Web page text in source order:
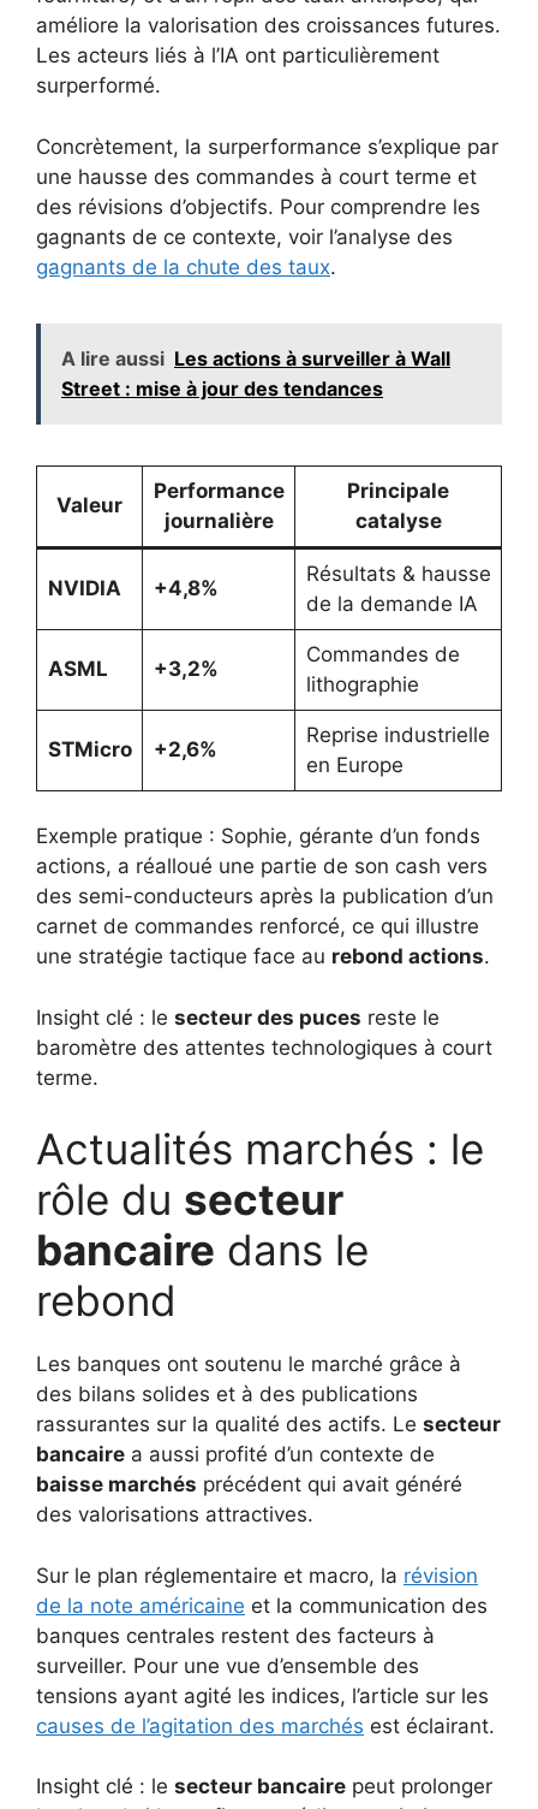
améliore la valorisation des croissances futures.
Les acteurs liés à l’IA ont particulièrement
surperformé.
Concrètement, la surperformance s’explique par
une hausse des commandes à court terme et
des révisions d’objectifs. Pour comprendre les
gagnants de ce contexte, voir l’analyse des
gagnants de la chute des taux.
A lire aussi Les actions à surveiller à Wall
Street : mise à jour des tendances
Valeur
Performance
journalière
Principale
catalyse
NVIDIA +4,8%
Résultats & hausse
de la demande IA
ASML +3,2%
Commandes de
lithographie
STMicro +2,6%
Reprise industrielle
en Europe
Exemple pratique : Sophie, gérante d’un fonds
actions, a réalloué une partie de son cash vers
des semi-conducteurs après la publication d’un
carnet de commandes renforcé, ce qui illustre
une stratégie tactique face au rebond actions.
Insight clé : le secteur des puces reste le
baromètre des attentes technologiques à court
terme.
Actualités marchés : le
rôle du secteur
bancaire dans le
rebond
Les banques ont soutenu le marché grâce à
des bilans solides et à des publications
rassurantes sur la qualité des actifs. Le secteur
bancaire a aussi profité d’un contexte de
baisse marchés précédent qui avait généré
des valorisations attractives.
Sur le plan réglementaire et macro, la révision
de la note américaine et la communication des
banques centrales restent des facteurs à
surveiller. Pour une vue d’ensemble des
tensions ayant agité les indices, l’article sur les
causes de l’agitation des marchés est éclairant.
Insight clé : le secteur bancaire peut prolonger